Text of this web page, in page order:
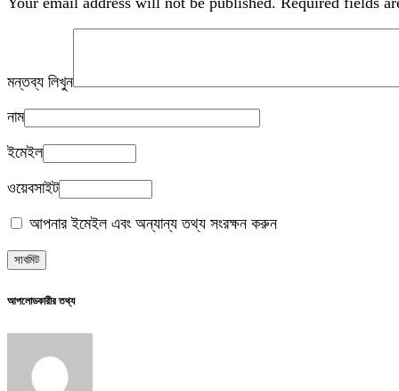
মন্তব্য লিখুন
নাম
ইমেইল
ওয়েবসাইট
আপনার ইমেইল এবং অন্যান্য তথ্য সংরক্ষন করুন
আপলোডকারীর তথ্য